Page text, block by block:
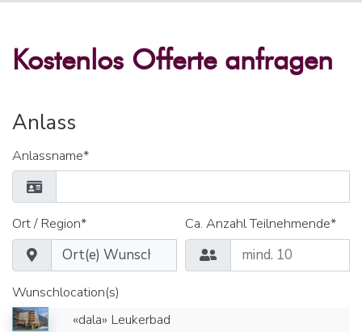
Kostenlos Offerte anfragen
Anlass
Anlassname*
Ort / Region* Ca. Anzahl Teilnehmende*
Wunschlocation(s)
«dala» Leukerbad